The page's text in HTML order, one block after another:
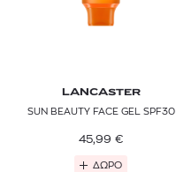
LANCASTER
SUN BEAUTY FACE GEL SPF30
45,99 €
ΔΩΡΟ